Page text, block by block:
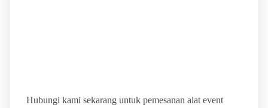
Hubungi kami sekarang untuk pemesanan alat event